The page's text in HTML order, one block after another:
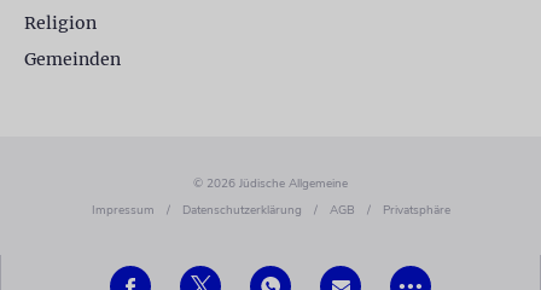
•••
Religion
Gemeinden
© 2026 Jüdische Allgemeine
Impressum
/ Datenschutzerklärung / AGB / Privatsphäre